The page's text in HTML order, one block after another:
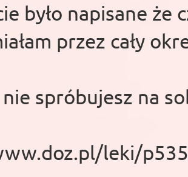
było napisane że
przez cały
spróbujesz na
leki/